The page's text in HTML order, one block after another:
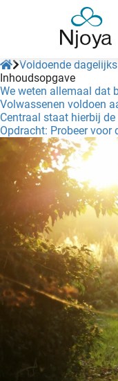
Voldoende
Inhoudsopgave
We weten allemaal dat
Volwassenen voldoen
Centraal staat hierbij
Opdracht: Probeer voor